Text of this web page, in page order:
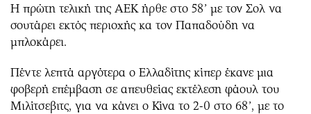
Η πρώτη τελική της ΑΕΚ ήρθε στο 58’ με τον Σολ να
σουτάρει εκτός περιοχής κα τον Παπαδούδη να
μπλοκάρει.
Πέντε λεπτά αργότερα ο Ελλαδίτης κίπερ έκανε μια
φοβερή επέμβαση σε απευθείας εκτέλεση φάουλ του
Μιλίτσεβιτς, για να κάνει ο Κίνα το 2-0 στο 68’, με το